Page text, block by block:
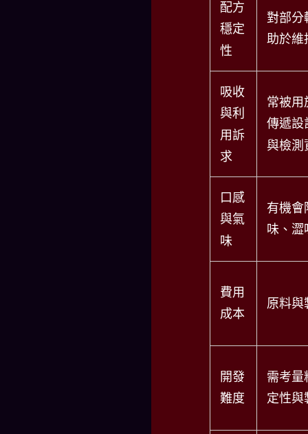
配方
穩定
性
對部分
助於維
吸收
與利
用訴
求
常被用
傳遞設
與檢測
口感
與氣
味
有機會
味、澀
費用
成本
原料與
開發
難度
需考量
定性與